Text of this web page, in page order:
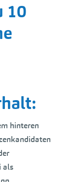
10
hinteren
als